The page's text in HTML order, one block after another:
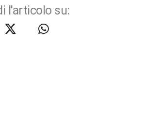
l'articolo su: